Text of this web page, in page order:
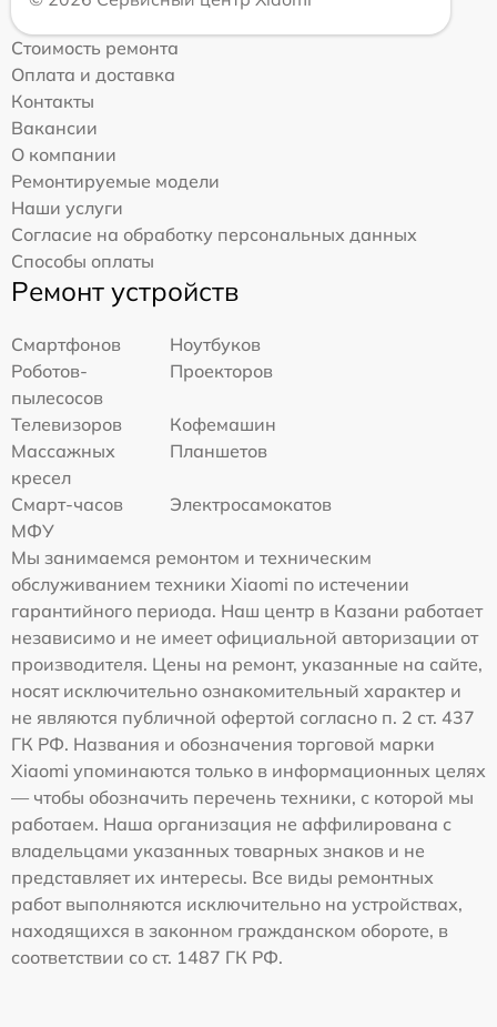
Стоимость ремонта
Оплата и доставка
Контакты
Вакансии
О компании
Ремонтируемые модели
Наши услуги
Согласие на обработку персональных данных
Способы оплаты
Ремонт устройств
Смартфонов
Ноутбуков
Роботов-
пылесосов
Проекторов
Телевизоров
Кофемашин
Массажных
кресел
Планшетов
Смарт-часов
Электросамокатов
МФУ
Мы занимаемся ремонтом и техническим
обслуживанием техники Xiaomi по истечении
гарантийного периода. Наш центр в Казани работает
независимо и не имеет официальной авторизации от
производителя. Цены на ремонт, указанные на сайте,
носят исключительно ознакомительный характер и
не являются публичной офертой согласно п. 2 ст. 437
ГК РФ. Названия и обозначения торговой марки
Xiaomi упоминаются только в информационных целях
— чтобы обозначить перечень техники, с которой мы
работаем. Наша организация не аффилирована с
владельцами указанных товарных знаков и не
представляет их интересы. Все виды ремонтных
работ выполняются исключительно на устройствах,
находящихся в законном гражданском обороте, в
соответствии со ст. 1487 ГК РФ.